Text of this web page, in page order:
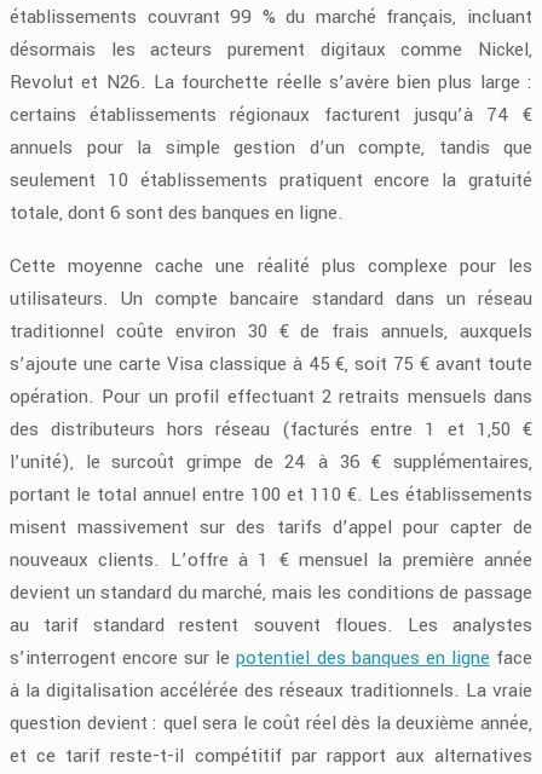
établissements couvrant 99 % du marché français, incluant
désormais les acteurs purement digitaux comme Nickel,
Revolut et N26. La fourchette réelle s’avère bien plus large :
certains établissements régionaux facturent jusqu’à 74 €
annuels pour la simple gestion d’un compte, tandis que
seulement 10 établissements pratiquent encore la gratuité
totale, dont 6 sont des banques en ligne.
Cette moyenne cache une réalité plus complexe pour les
utilisateurs. Un compte bancaire standard dans un réseau
traditionnel coûte environ 30 € de frais annuels, auxquels
s’ajoute une carte Visa classique à 45 €, soit 75 € avant toute
opération. Pour un profil effectuant 2 retraits mensuels dans
des distributeurs hors réseau (facturés entre 1 et 1,50 €
l’unité), le surcoût grimpe de 24 à 36 € supplémentaires,
portant le total annuel entre 100 et 110 €. Les établissements
misent massivement sur des tarifs d’appel pour capter de
nouveaux clients. L’offre à 1 € mensuel la première année
devient un standard du marché, mais les conditions de passage
au tarif standard restent souvent floues. Les analystes
s’interrogent encore sur lepotentiel des banques en ligneface
à la digitalisation accélérée des réseaux traditionnels. La vraie
question devient : quel sera le coût réel dès la deuxième année,
et ce tarif reste-t-il compétitif par rapport aux alternatives